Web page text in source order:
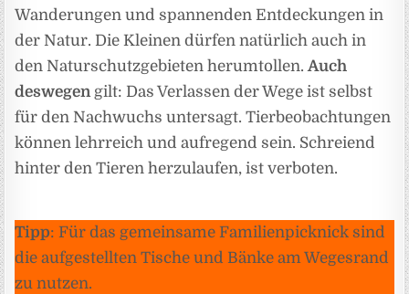
Wanderungen und spannenden Entdeckungen in
der Natur. Die Kleinen dürfen natürlich auch in
den Naturschutzgebieten herumtollen.Auch
deswegengilt: Das Verlassen der Wege ist selbst
für den Nachwuchs untersagt. Tierbeobachtungen
können lehrreich und aufregend sein. Schreiend
hinter den Tieren herzulaufen, ist verboten.
Tipp: Für das gemeinsame Familienpicknick sind
die aufgestellten Tische und Bänke am Wegesrand
zu nutzen.